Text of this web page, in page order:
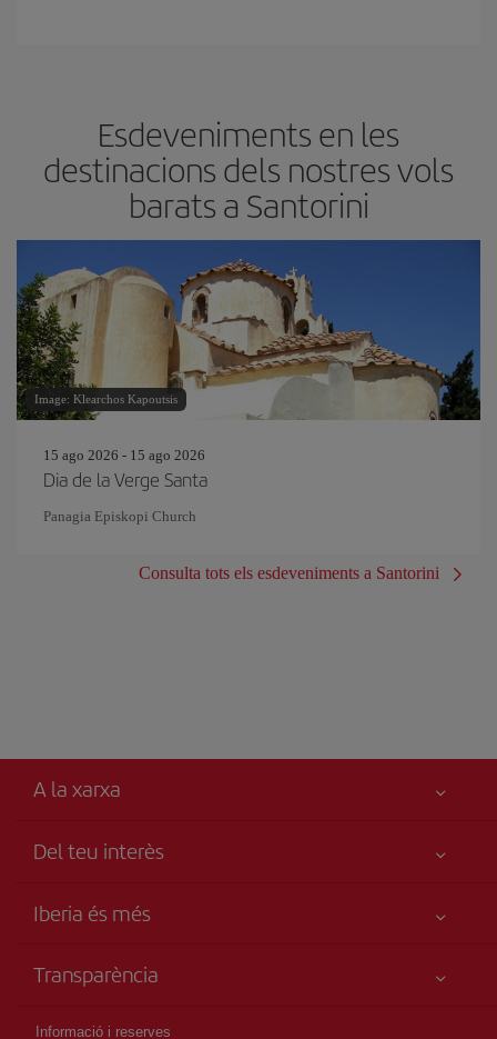
Esdeveniments en les
destinacions dels nostres vols
barats a Santorini
Image: Klearchos Kapoutsis
15 ago 2026 - 15 ago 2026
Dia de la Verge Santa
Panagia Episkopi Church
Consulta tots els esdeveniments a Santorini
A la xarxa
Del teu interès
La teva seguretat és el més importat
Mapa del lloc
Iberia és més
Grup Iberia
Web per agències
Transparència
Informació i reserves